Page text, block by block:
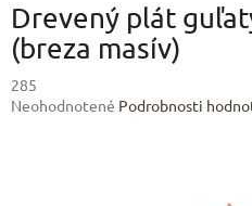
Drevený plát
(breza masív)
285
Priemerné
Neohodnotené Podrobnosti